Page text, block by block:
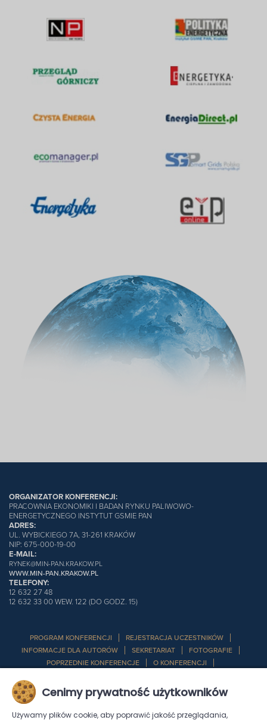
ORGANIZATOR KONFERENCJI:
PRACOWNIA EKONOMIKI I BADAN RYNKU PALIWOWO-
ENERGETYCZNEGO INSTYTUT GSMIE PAN
ADRES:
UL. WYBICKIEGO 7A, 31-261 KRAKÓW
NIP: 675-000-19-00
E-MAIL:
RYNEK@MIN-PAN.KRAKOW.PL
WWW.MIN-PAN.KRAKOW.PL
TELEFONY:
12 632 27 48
12 632 33 00 WEW. 122 (DO GODZ. 15)
PROGRAM KONFERENCJI
REJESTRACJA UCZESTNIKÓW
INFORMACJE DLA AUTORÓW
SEKRETARIAT
FOTOGRAFIE
POPRZEDNIE KONFERENCJE
O KONFERENCJI
Cenimy prywatność użytkowników
Używamy plików cookie, aby poprawić jakość przeglądania,